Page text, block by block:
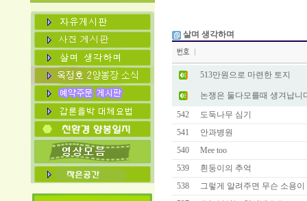
살며 생각하며
513만원으로 마련한 토지
논쟁은 둘다모를때 생겨납니
542
도둑나무 심기
541
안과병원
540
Mee too
539
흰둥이의 추억
538
그렇게 알려주면 무슨 소용이